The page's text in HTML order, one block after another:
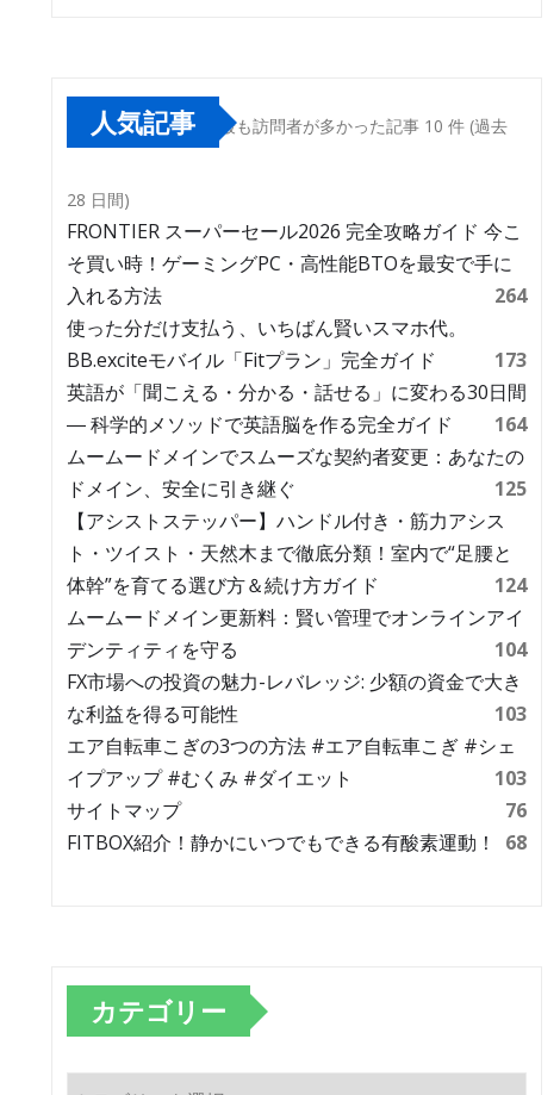
人気記事 最も訪問者が多かった記事 10 件 (過去
28 日間)
FRONTIER スーパーセール2026 完全攻略ガイド 今こ
そ買い時！ゲーミングPC・高性能BTOを最安で手に
入れる方法
264
使った分だけ支払う、いちばん賢いスマホ代。
BB.exciteモバイル「Fitプラン」完全ガイド
173
英語が「聞こえる・分かる・話せる」に変わる30日間
― 科学的メソッドで英語脳を作る完全ガイド
164
ムームードメインでスムーズな契約者変更：あなたの
ドメイン、安全に引き継ぐ
125
【アシストステッパー】ハンドル付き・筋力アシス
ト・ツイスト・天然木まで徹底分類！室内で“足腰と
体幹”を育てる選び方＆続け方ガイド
124
ムームードメイン更新料：賢い管理でオンラインアイ
デンティティを守る
104
FX市場への投資の魅力-レバレッジ: 少額の資金で大き
な利益を得る可能性
103
エア自転車こぎの3つの方法 #エア自転車こぎ #シェ
イプアップ #むくみ #ダイエット
103
サイトマップ
76
FITBOX紹介！静かにいつでもできる有酸素運動！
68
カテゴリー